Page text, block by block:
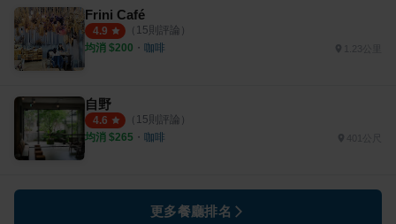
Frini Café
4.9 （ 15則評論）
均消 $200 ・ 咖啡
自野
4.6 （ 15則評論）
均消 $265 ・ 咖啡 401公尺
更多餐廳排名